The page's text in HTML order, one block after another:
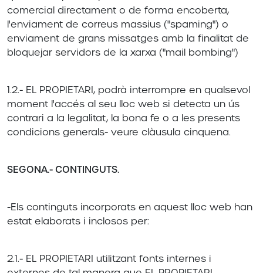
comercial directament o de forma encoberta,
l'enviament de correus massius ("spaming") o
enviament de grans missatges amb la finalitat de
bloquejar servidors de la xarxa ("mail bombing")
1.2.- EL PROPIETARI, podrà interrompre en qualsevol
moment l'accés al seu lloc web si detecta un ús
contrari a la legalitat, la bona fe o a les presents
condicions generals- veure clàusula cinquena.
SEGONA.- CONTINGUTS.
-Els continguts incorporats en aquest lloc web han
estat elaborats i inclosos per:
2.1.- EL PROPIETARI utilitzant fonts internes i